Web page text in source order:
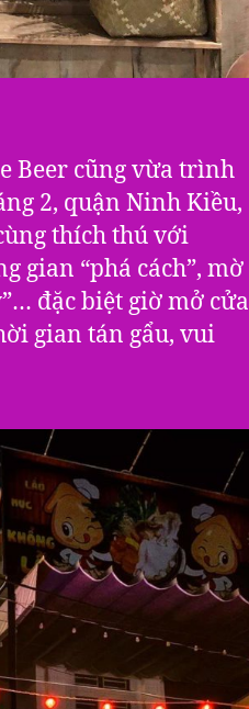
Beer cũng vừa trình
2, quận Ninh Kiều,
thích thú với
gian “phá cách”, mờ
đặc biệt giờ mở cửa
gian tán gẩu, vui